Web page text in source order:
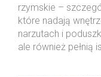
rzymskie –
które nadają
narzutach i
ale również pełnią